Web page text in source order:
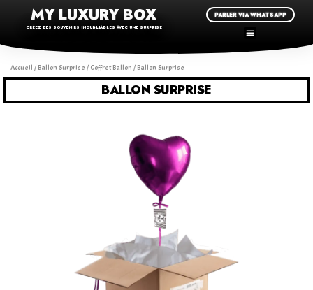
MY LUXURY BOX
CRÉEZ DES SOUVENIRS INOUBLIABLES AVEC UNE SURPRISE
PARLER VIA WHATSAPP
Accueil / Ballon Surprise / Coffret Ballon / Ballon Surprise
BALLON SURPRISE